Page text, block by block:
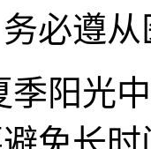
必遵从
季阳光